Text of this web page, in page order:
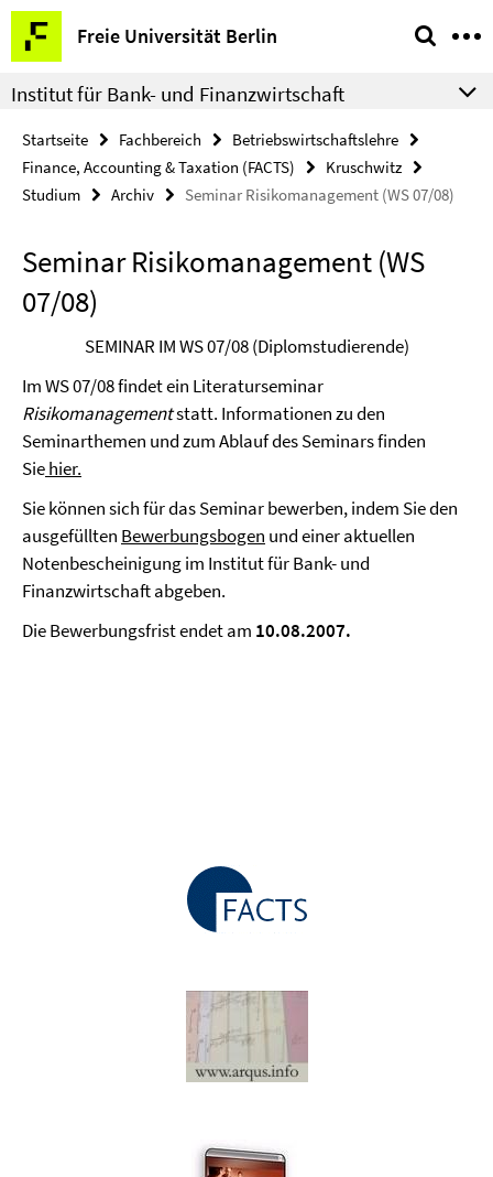
Springe
direkt
zu
Inhalt
Freie Universität Berlin
Service-
Navigation
Institut für Bank- und Finanzwirtschaft
Startseite Fachbereich
Betriebswirtschaftslehre
Finance, Accounting & Taxation (FACTS)
Kruschwitz
Studium
Archiv Seminar Risikomanagement (WS 07/08)
Seminar Risikomanagement (WS
07/08)
SEMINAR IM WS 07/08 (Diplomstudierende)
Im WS 07/08 findet ein Literaturseminar
Risikomanagementstatt. Informationen zu den
Seminarthemen und zum Ablauf des Seminars finden
Siehier.
Sie können sich für das Seminar bewerben, indem Sie den
ausgefüllten Bewerbungsbogen und einer aktuellen
Notenbescheinigung im Institut für Bank- und
Finanzwirtschaft abgeben.
Die Bewerbungsfrist endet am 10.08.2007.